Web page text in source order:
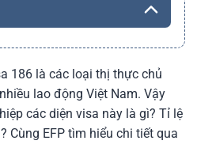
186 là các loại thị thực chủ
lao động Việt Nam. Vậy
các diện visa này là gì? Tỉ lệ
Cùng EFP tìm hiểu chi tiết qua